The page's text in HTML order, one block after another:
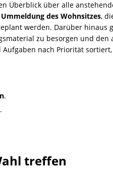
Überblick über alle
Ummeldung des Wohnsitzes,
werden. Darüber hinaus
zu besorgen und den
nach Priorität
.
.
treffen